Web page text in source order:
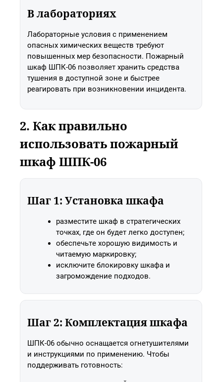
В лабораториях
Лабораторные условия с применением
опасных химических веществ требуют
повышенных мер безопасности. Пожарный
шкаф ШПК-06 позволяет хранить средства
тушения в доступной зоне и быстрее
реагировать при возникновении инцидента.
2. Как правильно
использовать пожарный
шкаф ШПК-06
Шаг 1: Установка шкафа
разместите шкаф в стратегических
точках, где он будет легко доступен;
обеспечьте хорошую видимость и
читаемую маркировку;
исключите блокировку шкафа и
загромождение подходов.
Шаг 2: Комплектация шкафа
ШПК-06 обычно оснащается огнетушителями
и инструкциями по применению. Чтобы
поддерживать готовность: